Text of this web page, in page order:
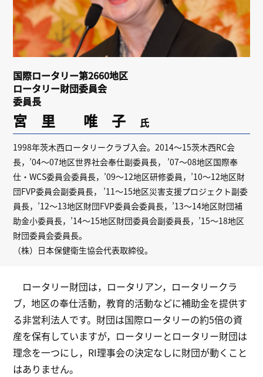
国際ロータリー第2660地区
ロータリー財団委員会
委員長
宮 里 唯 子 氏
1998年茨木西ロータリークラブ入会。2014～15茨木西RC会
長，’04～07地区世界社会奉仕副委員長， ’07～08地区国際奉
仕・WCS委員会委員長，’09～12地区研修委員，’10～12地区財
団FVP委員会副委員長， ’11～15地区災害支援プロジェクト副委
員長，’12～13地区財団FVP委員会委員長，’13～14地区財団補
助金小委員長，’14～15地区財団委員会副委員長，’15～18地区
財団委員会委員長。
（株）日本保健衛生協会代表取締役。
ロータリー財団は，ロータリアン，ロータリークラ
ブ，地区の奉仕活動，教育的活動などに補助金を提供す
る非営利法人です。財団は国際ロータリーの約5倍の資
産を保有していますが，ロータリーとロータリー財団は
理念を一つにし，RI理事会の決定なしに財団が動くこと
はありません。